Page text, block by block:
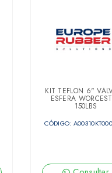
KIT TEFLON 6"
ESFERA
150LBS
CÓDIGO: